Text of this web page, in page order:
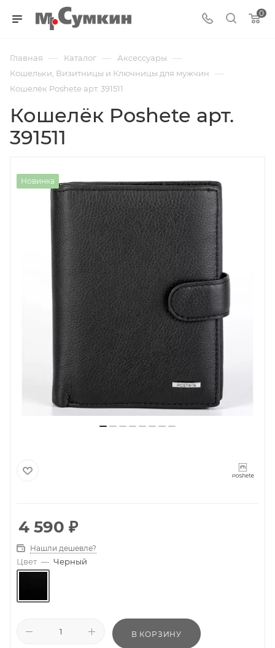
0
Главная — Каталог — Аксессуары —
Кошельки, Визитницы и Ключницы для мужчин —
Кошелёк Poshete арт. 391511
Кошелёк Poshete арт.
391511
Новинка
4 590 ₽
Нашли дешевле?
Цвет — Черный
В КОРЗИНУ